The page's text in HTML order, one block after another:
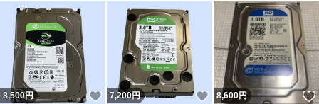
8,500円 いいね！
7,200円 いいね！
8,600円